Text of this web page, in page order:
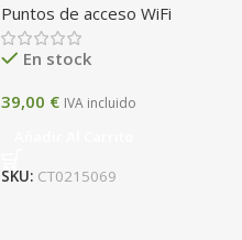
Puntos de acceso WiFi
En stock
39,00 € IVA incluido
SKU: CT0215069